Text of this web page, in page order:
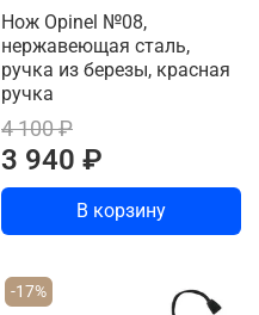
Нож Opinel №08,
нержавеющая сталь,
ручка из березы, красная
ручка
4 100 ₽
3 940 ₽
В корзину
-17%